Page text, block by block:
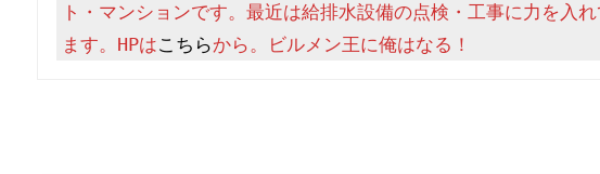
ト・マンションです。最近は給排水設備の点検・工事に力を入
ます。HPはこちらから。ビルメン王に俺はなる！